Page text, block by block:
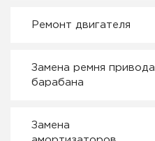
Ремонт двигателя
Замена ремня привода
барабана
Замена